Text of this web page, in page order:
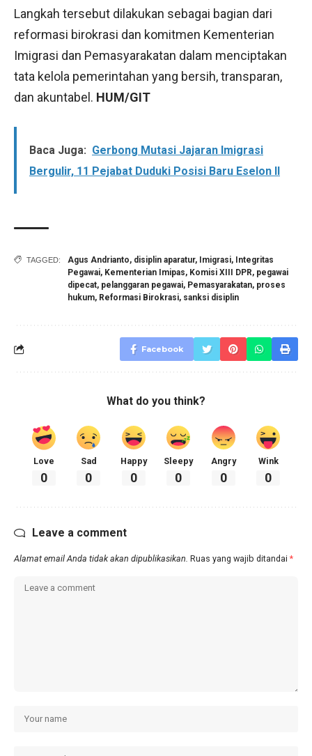
Langkah tersebut dilakukan sebagai bagian dari
reformasi birokrasi dan komitmen Kementerian
Imigrasi dan Pemasyarakatan dalam menciptakan
tata kelola pemerintahan yang bersih, transparan,
dan akuntabel. HUM/GIT
Baca Juga: Gerbong Mutasi Jajaran Imigrasi
Bergulir, 11 Pejabat Duduki Posisi Baru Eselon II
TAGGED: Agus Andrianto, disiplin aparatur, Imigrasi, Integritas
Pegawai, Kementerian Imipas, Komisi XIII DPR, pegawai
dipecat, pelanggaran pegawai, Pemasyarakatan, proses
hukum, Reformasi Birokrasi, sanksi disiplin
Facebook
What do you think?
Love
0
Sad
0
Happy
0
Sleepy
0
Angry
0
Wink
0
Leave a comment
Alamat email Anda tidak akan dipublikasikan. Ruas yang wajib ditandai *